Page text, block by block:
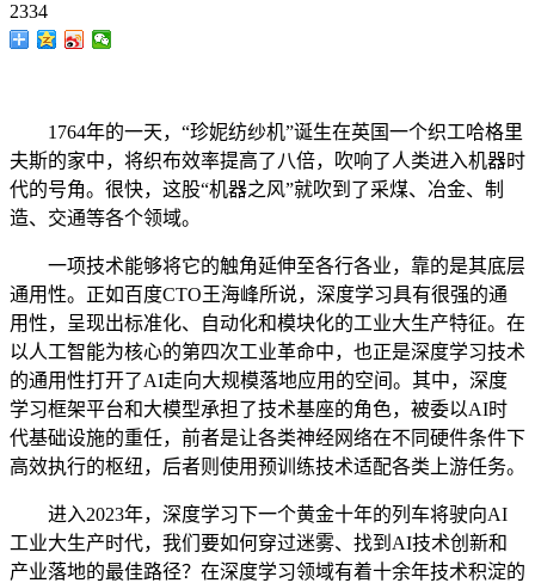
2334
1764年的一天，“珍妮纺纱机”诞生在英国一个织工哈格里
夫斯的家中，将织布效率提高了八倍，吹响了人类进入机器时
代的号角。很快，这股“机器之风”就吹到了采煤、冶金、制
造、交通等各个领域。
一项技术能够将它的触角延伸至各行各业，靠的是其底层
通用性。正如百度CTO王海峰所说，深度学习具有很强的通
用性，呈现出标准化、自动化和模块化的工业大生产特征。在
以人工智能为核心的第四次工业革命中，也正是深度学习技术
的通用性打开了AI走向大规模落地应用的空间。其中，深度
学习框架平台和大模型承担了技术基座的角色，被委以AI时
代基础设施的重任，前者是让各类神经网络在不同硬件条件下
高效执行的枢纽，后者则使用预训练技术适配各类上游任务。
进入2023年，深度学习下一个黄金十年的列车将驶向AI
工业大生产时代，我们要如何穿过迷雾、找到AI技术创新和
产业落地的最佳路径？在深度学习领域有着十余年技术积淀的